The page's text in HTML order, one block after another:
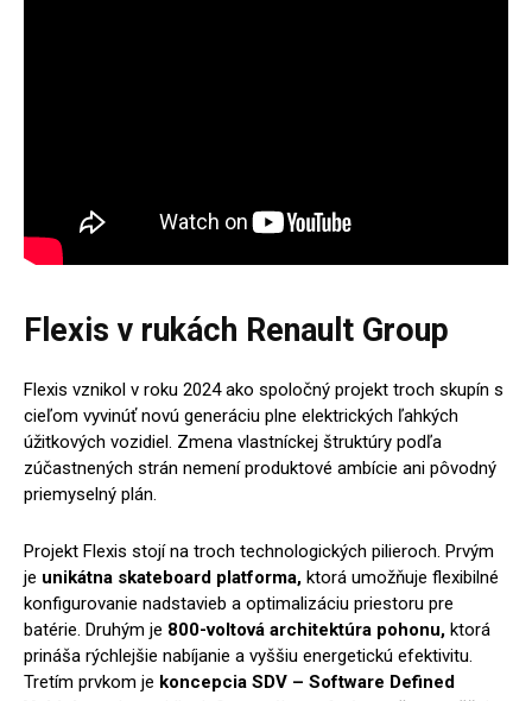
Flexis v rukách Renault Group
Flexis vznikol v roku 2024 ako spoločný projekt troch skupín s
cieľom vyvinúť novú generáciu plne elektrických ľahkých
úžitkových vozidiel. Zmena vlastníckej štruktúry podľa
zúčastnených strán nemení produktové ambície ani pôvodný
priemyselný plán.
Projekt Flexis stojí na troch technologických pilieroch. Prvým
je unikátna skateboard platforma, ktorá umožňuje flexibilné
konfigurovanie nadstavieb a optimalizáciu priestoru pre
batérie. Druhým je 800-voltová architektúra pohonu, ktorá
prináša rýchlejšie nabíjanie a vyššiu energetickú efektivitu.
Tretím prvkom je koncepcia SDV – Software Defined